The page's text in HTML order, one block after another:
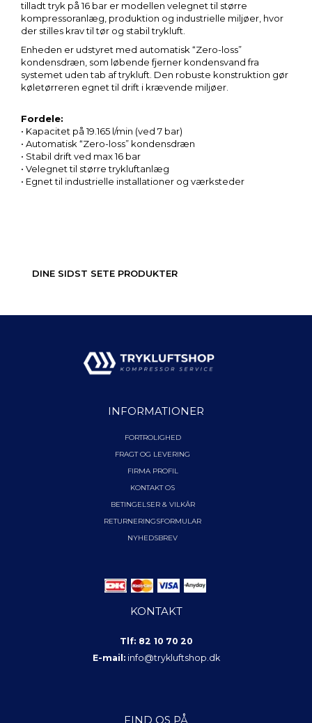
tilladttryk på16 bar er modellen velegnettil større
kompressoranlæg, produktion og industrielle miljøer, hvor
der stilles kravtiltør og stabiltrykluft.
Enheden er udstyret med automatisk “Zero-loss”
kondensdræn, som løbendefjerner kondensvandfra
systemet udentab aftrykluft. Den robuste konstruktion gør
køletørreren egnettil drift i krævende miljøer.
Fordele:
• Kapacitet på19.165 l/min (ved 7 bar)
• Automatisk “Zero-loss” kondensdræn
• Stabil drift ved max16 bar
• Velegnettil størretrykluftanlæg
• Egnettil industrielle installationer og værksteder
DINE SIDST SETE PRODUKTER
INFORMATIONER
FORTROLIGHED
FRAGT OG LEVERING
FIRMA PROFIL
KONTAKT OS
BETINGELSER & VILKÅR
RETURNERINGSFORMULAR
NYHEDSBREV
KONTAKT
Tlf: 82 10 70 20
E-mail: info@trykluftshop.dk
FIND OS PÅ